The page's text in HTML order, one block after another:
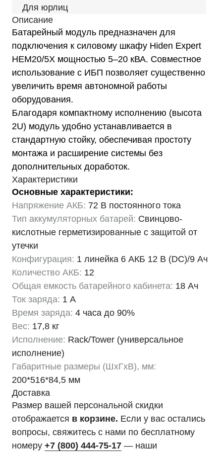
Для юрлиц
Описание
Батарейный модуль предназначен для
подключения к силовому шкафу Hiden Expert
HEM20/5X мощностью 5–20 кВА. Совместное
использование с ИБП позволяет существенно
увеличить время автономной работы
оборудования.
Благодаря компактному исполнению (высота
2U) модуль удобно устанавливается в
стандартную стойку, обеспечивая простоту
монтажа и расширение системы без
дополнительных доработок.
Характеристики
Основные характеристики:
Напряжение АКБ: 72 В постоянного тока
Тип аккумуляторных батарей: Свинцово-
кислотные герметизированные с защитой от
утечки
Конфигурация: 1 линейка 6 АКБ 12 В (DC)/9 Ач
Количество АКБ: 12
Общая емкость батарейного кабинета: 18 Ач
Ток заряда: 1 А
Время заряда: 4 часа до 90%
Вес: 17,8 кг
Исполнение: Rack/Tower (универсальное
исполнение)
Габаритные размеры (ШхГхВ), мм:
200*516*84,5 мм
Доставка
Размер вашей персональной скидки
отображается в корзине. Если у вас остались
вопросы, свяжитесь с нами по бесплатному
номеру +7 (800) 444-75-17 — наши